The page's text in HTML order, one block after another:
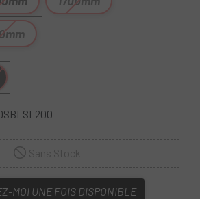
MOI UNE FOIS DISPONIBLE